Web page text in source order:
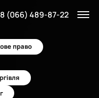
(066) 489-87-22
право